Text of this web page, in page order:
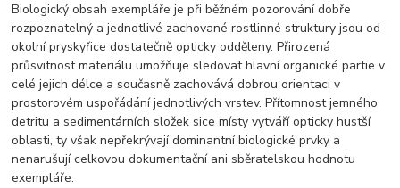
Biologický obsah exempláře je při běžném pozorování dobře
rozpoznatelný a jednotlivé zachované rostlinné struktury jsou od
okolní pryskyřice dostatečně opticky odděleny. Přirozená
průsvitnost materiálu umožňuje sledovat hlavní organické partie v
celé jejich délce a současně zachovává dobrou orientaci v
prostorovém uspořádání jednotlivých vrstev. Přítomnost jemného
detritu a sedimentárních složek sice místy vytváří opticky hustší
oblasti, ty však nepřekrývají dominantní biologické prvky a
nenarušují celkovou dokumentační ani sběratelskou hodnotu
exempláře.